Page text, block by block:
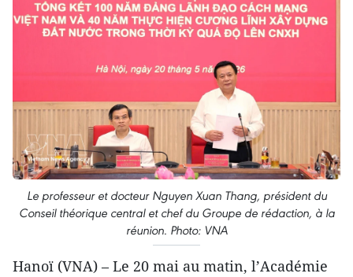
Le professeur et docteur Nguyen Xuan Thang, président du
Conseil théorique central et chef du Groupe de rédaction, à la
réunion. Photo: VNA
Hanoï (VNA) – Le 20 mai au matin, l’Académie